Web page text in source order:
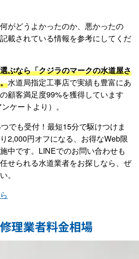
がどうよかったのか、悪かったの
載されている情報を参考にしてくだ
ぶなら「クジラのマークの水道屋さ
水道局指定工事店で実績も豊富にあ
顧客満足度99%を獲得しています
ケートより）。
でも受付！最短15分で駆けつけま
2,000円オフになる、お得なWeb限
中です。LINEでのお問い合わせも
せられる水道業者をお探しなら、ぜ
。
理業者料金相場